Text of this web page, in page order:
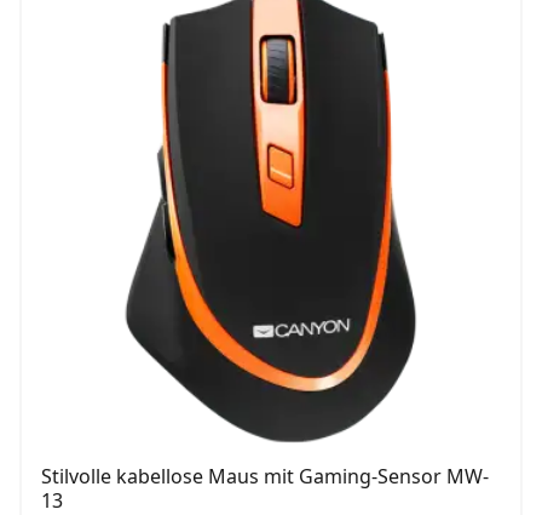
Stilvolle kabellose Maus mit Gaming-Sensor MW-
13